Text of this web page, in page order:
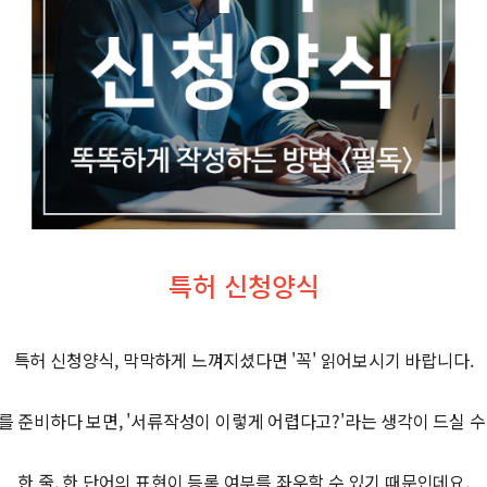
특허 신청양식
특허 신청양식, 막막하게 느껴지셨다면 '꼭' 읽어보시기 바랍니다.
준비하다 보면, '서류작성이 이렇게 어렵다고?'라는 생각이 드실
한 줄, 한 단어의 표현이 등록 여부를 좌우할 수 있기 때문인데요.